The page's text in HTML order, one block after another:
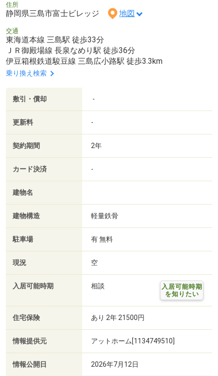
住所
静岡県三島市富士ビレッジ 地図
交通
東海道本線 三島駅 徒歩33分
ＪＲ御殿場線 長泉なめり駅 徒歩36分
伊豆箱根鉄道駿豆線 三島広小路駅 徒歩3.3km
乗り換え検索
敷引・償却 -
更新料 -
契約期間 2年
カード決済 -
建物名
建物構造 軽量鉄骨
駐車場 有 無料
現況 空
入居可能時期 相談
入居可能時期
を知りたい
住宅保険 あり 2年 21500円
情報提供元 アットホーム[1134749510]
情報公開日 2026年7月12日